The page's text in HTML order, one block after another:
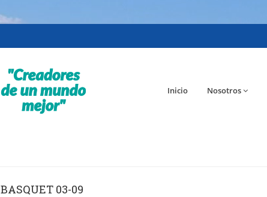
Inicio Nosotros
BASQUET 03-09